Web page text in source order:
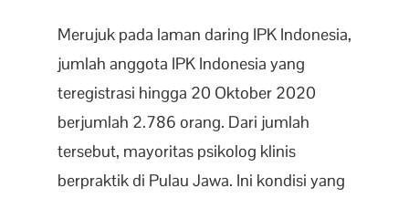
Merujuk pada laman daring IPK Indonesia,
jumlah anggota IPK Indonesia yang
teregistrasi hingga 20 Oktober 2020
berjumlah 2.786 orang. Dari jumlah
tersebut, mayoritas psikolog klinis
berpraktik di Pulau Jawa. Ini kondisi yang